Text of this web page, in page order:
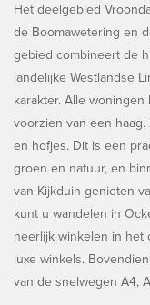
Het deelgebied
de Boomawetering en
gebied combineert de
landelijke Westlandse
karakter. Alle
voorzien van een
en hofjes. Dit is een
groen en natuur, en
van Kijkduin genieten
kunt u wandelen in
heerlijk winkelen in het
luxe winkels.
van de snelwegen A4,